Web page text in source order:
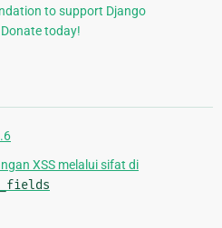
to support Django
today!
XSS melalui sifat di